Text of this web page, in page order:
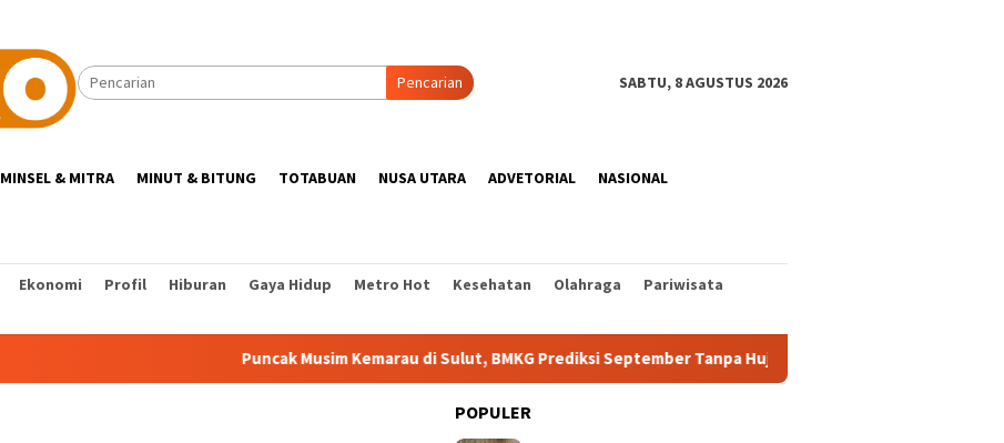
Pencarian
SABTU, 8 AGUSTUS 2026
MINSEL & MITRA MINUT & BITUNG TOTABUAN NUSA UTARA ADVETORIAL NASIONAL
Ekonomi Profil Hiburan Gaya Hidup Metro Hot Kesehatan Olahraga
Pariwisata
Puncak Musim Kemarau di Sulut, BMKG Prediksi September Tanpa Hujan
POPULER